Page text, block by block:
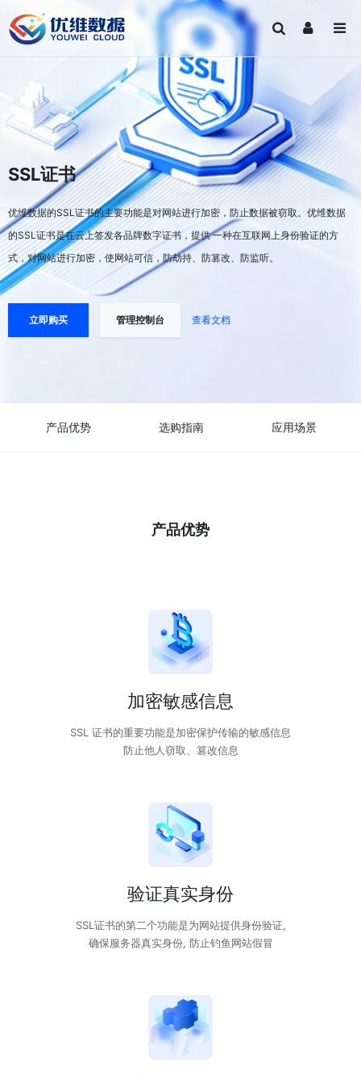
SSL证书
优维数据的SSL证书的主要功能是对网站进行加密，防止数据被窃取。优维数据
的SSL证书是在云上签发各品牌数字证书，提供 一种在互联网上身份验证的方
式，对网站进行加密，使网站可信，防劫持、防篡改、防监听。
立即购买 管理控制台 查看文档
产品优势 选购指南 应用场景
产品优势
加密敏感信息
SSL 证书的重要功能是加密保护传输的敏感信息
防止他人窃取、篡改信息
验证真实身份
SSL证书的第二个功能是为网站提供身份验证,
确保服务器真实身份, 防止钓鱼网站假冒